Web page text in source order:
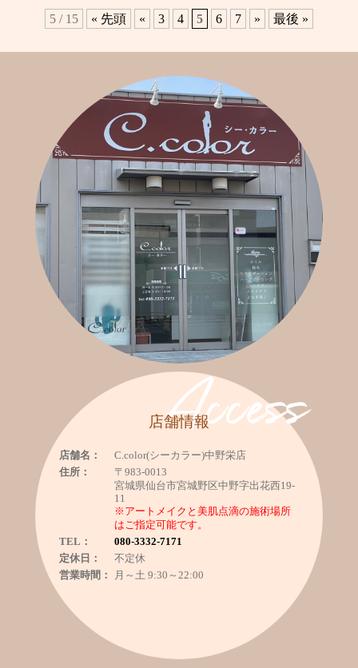
5 / 15 « 先頭 « 3 4 5 6 7 » 最後 »
Access
店舗情報
店舗名：
C.color(シーカラー)中野栄店
住所：
〒983-0013
宮城県仙台市宮城野区中野字出花西19-
11
※アートメイクと美肌点滴の施術場所
はご指定可能です。
TEL：
080-3332-7171
定休日：
不定休
営業時間：
月～土 9:30～22:00